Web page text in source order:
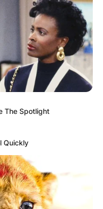
The Spotlight
Quickly